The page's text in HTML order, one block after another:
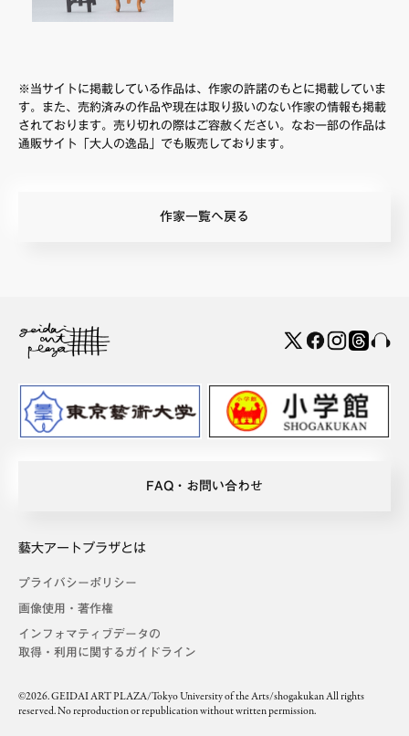
※当サイトに掲載している作品は、作家の許諾のもとに掲載していま
す。また、売約済みの作品や現在は取り扱いのない作家の情報も掲載
されております。売り切れの際はご容赦ください。なお一部の作品は
通販サイト「大人の逸品」でも販売しております。
作家一覧へ戻る
FAQ・お問い合わせ
藝大アートプラザとは
プライバシーポリシー
画像使用・著作権
インフォマティブデータの
取得・利用に関するガイドライン
©2026. GEIDAI ART PLAZA/Tokyo University of the Arts/shogakukan All rights
reserved. No reproduction or republication without written permission.